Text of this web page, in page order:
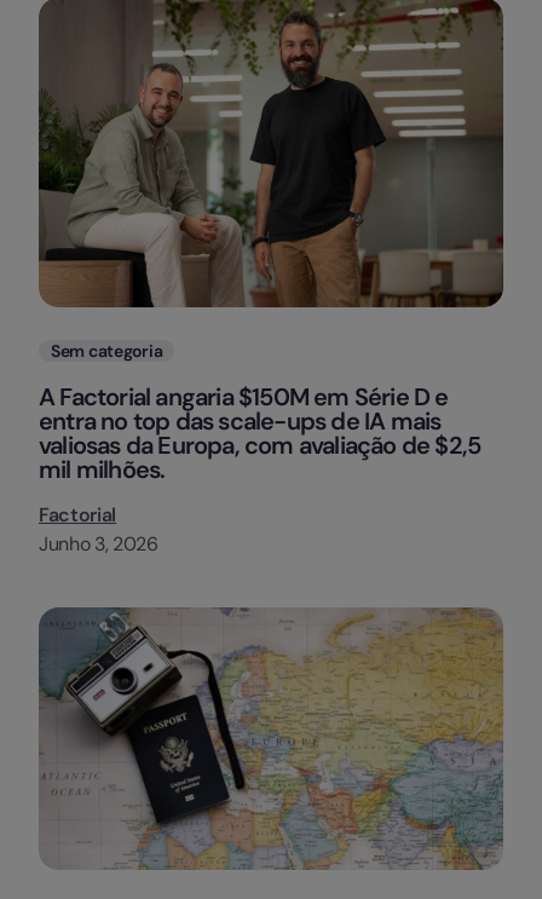
Categorias
Sem categoria
A Factorial angaria $150M em Série D e
entra no top das scale-ups de IA mais
valiosas da Europa, com avaliação de $2,5
mil milhões.
Factorial
Junho 3, 2026